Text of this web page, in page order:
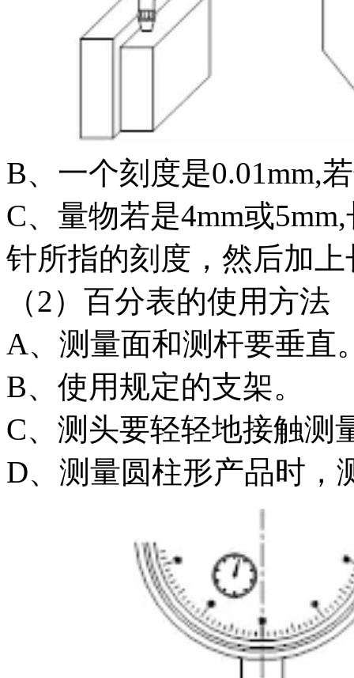
B、一个刻度是0.01mm,
C、量物若是4mm或
针所指的刻度，然后加
（2）百分表的使用方法
A、测量面和测杆要垂直
B、使用规定的支架。
C、测头要轻轻地接触测
D、测量圆柱形产品时，